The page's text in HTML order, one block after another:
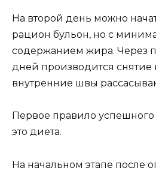
На второй день можно
рацион бульон, но с
содержанием жира. Через
дней производится снятие
внутренние швы
Первое правило
это диета.
На начальном этапе после